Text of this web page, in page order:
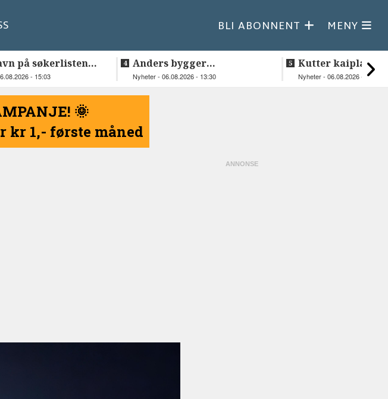
BLI ABONNENT MENY
på søkerlisten
i
- 15:03
Anders bygger
teknologiselskap fra
Nyheter - 06.08.2026 - 13:30
Kutter kaiplanen
flere hundre
Nyheter - 06.08.2026 - 08:43
🌞
kr 1,- første måned